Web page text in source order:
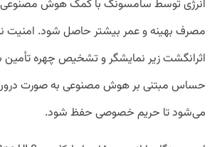
انرژی توسط سامسونگ با کمک هوش مصنوعی
مصرف بهینه و عمر بیشتر حاصل شود. امنیت
اثرانگشت زیر نمایشگر و تشخیص چهره
حساس مبتنی بر هوش مصنوعی به صورت
می‌شود تا حریم خصوصی حفظ شود.